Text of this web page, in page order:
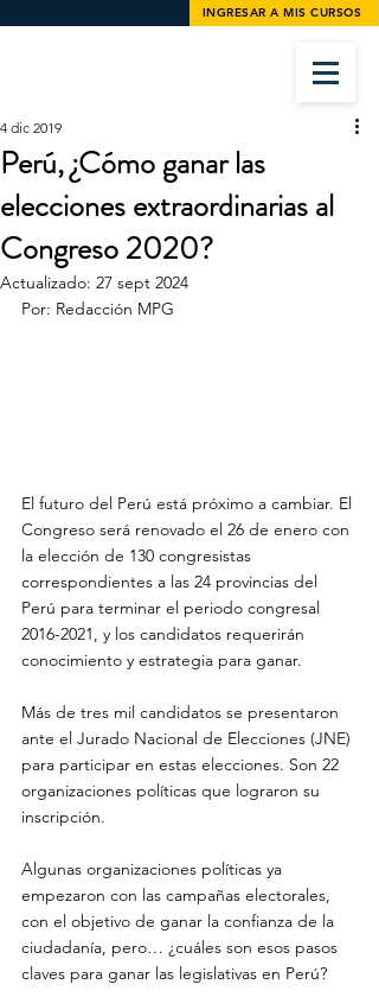
INGRESAR A MIS CURSOS
Perú, ¿Cómo ganar las
elecciones extraordinarias al
Congreso 2020?
4 dic 2019
Actualizado: 27 sept 2024
Por: Redacción MPG
El futuro del Perú está próximo a cambiar. El
Congreso será renovado el 26 de enero con
la elección de 130 congresistas
correspondientes a las 24 provincias del
Perú para terminar el periodo congresal
2016-2021, y los candidatos requerirán
conocimiento y estrategia para ganar.
Más de tres mil candidatos se presentaron
ante el Jurado Nacional de Elecciones (JNE)
para participar en estas elecciones. Son 22
organizaciones políticas que lograron su
inscripción.
Algunas organizaciones políticas ya
empezaron con las campañas electorales,
con el objetivo de ganar la confianza de la
ciudadanía, pero… ¿cuáles son esos pasos
claves para ganar las legislativas en Perú?